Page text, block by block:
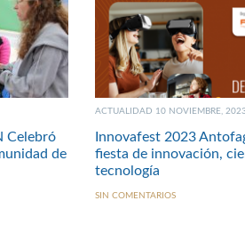
Celebró
de
ACTUALIDAD 10 NOVIEMBRE, 2023
Innovafest 2023
fiesta de innovación,
tecnología
SIN COMENTARIOS